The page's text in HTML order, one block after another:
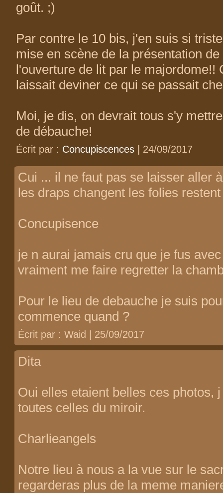
goût. ;)
Par contre le 10 bis, j'en suis si
mise en scène de la présentation
l'ouverture de lit par le majordome!!
laissait deviner ce qui se passait
Moi, je dis, on devrait tous s'y
de débauche!
Écrit par : Concupiscences | 24/09/2017
Cui ... il ne faut pas se laisser aller
les draps changent les folies
Concupisence
je n aurai jamais cru que je fus
vraiment me faire regretter la
Pour le lieu de debauche je suis
commence quand ?
Écrit par : Waid | 25/09/2017
Dita
Oui elles etaient belles ces photos,
toutes celles du miroir.
Charlieangels
Notre lieu à nous a la vue sur le
regarderas plus de la meme